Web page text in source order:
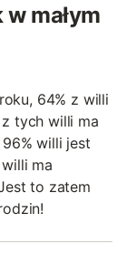
małym
64% z willi
tych willi ma
willi jest
ma
to zatem